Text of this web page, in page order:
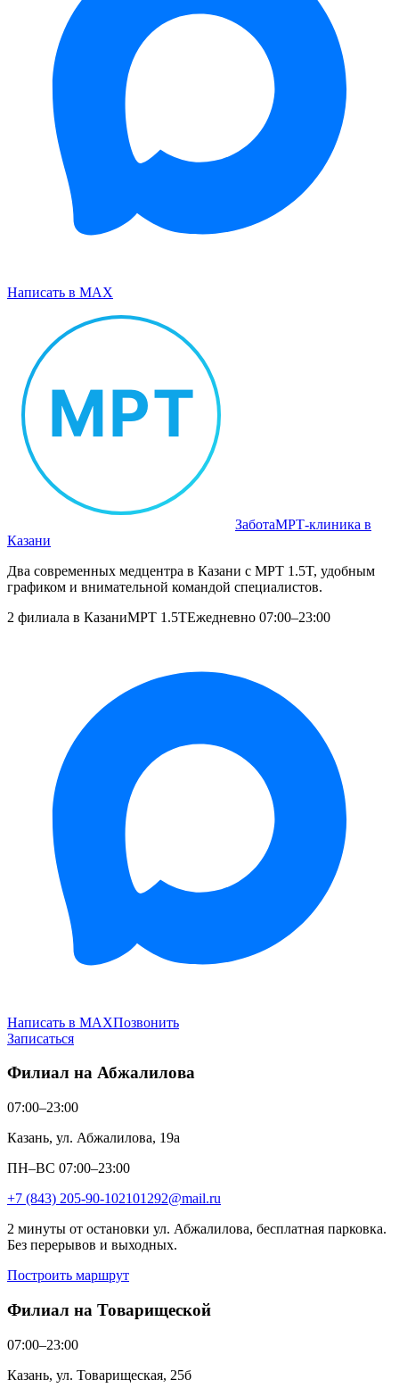
Написать в MAX
ЗаботаМРТ‑клиника в
Казани
Два современных медцентра в Казани с МРТ 1.5T, удобным
графиком и внимательной командой специалистов.
2 филиала в КазаниМРТ 1.5TЕжедневно 07:00–23:00
Написать в MAXПозвонить
Записаться
Филиал на Абжалилова
07:00–23:00
Казань, ул. Абжалилова, 19а
ПН–ВС 07:00–23:00
+7 (843) 205-90-102101292@mail.ru
2 минуты от остановки ул. Абжалилова, бесплатная парковка.
Без перерывов и выходных.
Построить маршрут
Филиал на Товарищеской
07:00–23:00
Казань, ул. Товарищеская, 25б